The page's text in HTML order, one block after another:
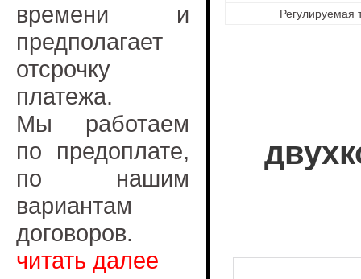
времени и
предполагает
отсрочку
платежа.
Мы работаем
по предоплате,
по нашим
вариантам
договоров.
читать далее
Регулируемая